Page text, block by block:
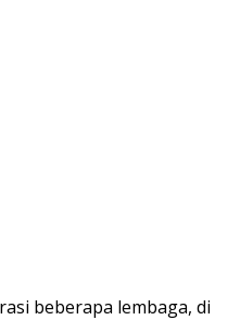
beberapa lembaga, di